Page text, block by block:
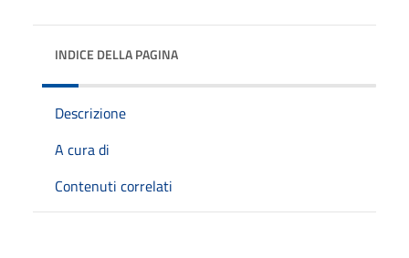
INDICE DELLA PAGINA
Descrizione
A cura di
Contenuti correlati